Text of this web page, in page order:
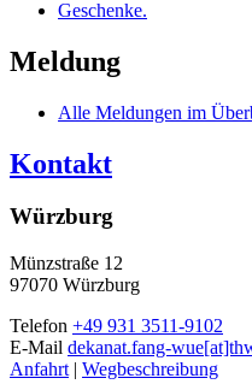
Meldung
Alle Meldungen im
Kontakt
Würzburg
Münzstraße 12
97070 Würzburg
Telefon +49 931 3511-9102
E-Mail dekanat.fang-
Anfahrt | Wegbeschreibung